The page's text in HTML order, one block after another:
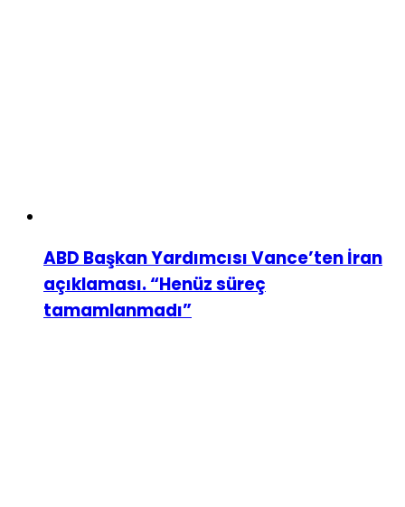
ABD Başkan Yardımcısı Vance’ten İran
açıklaması. “Henüz süreç
tamamlanmadı”